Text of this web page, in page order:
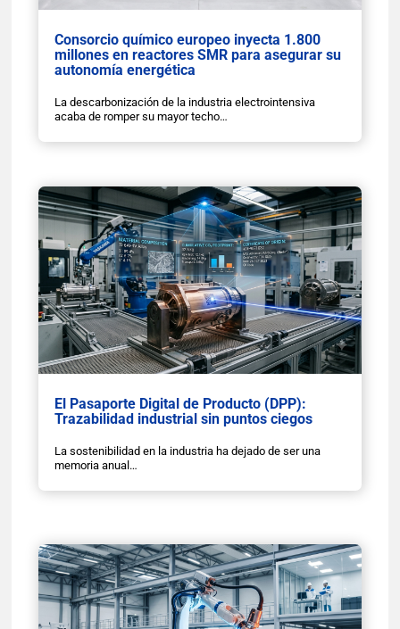
Consorcio químico europeo inyecta 1.800
millones en reactores SMR para asegurar su
autonomía energética
La descarbonización de la industria electrointensiva
acaba de romper su mayor techo…
El Pasaporte Digital de Producto (DPP):
Trazabilidad industrial sin puntos ciegos
La sostenibilidad en la industria ha dejado de ser una
memoria anual…